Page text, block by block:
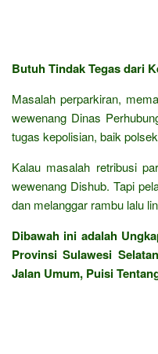
Butuh Tindak Tegas dari
Masalah perparkiran,
wewenang Dinas
tugas kepolisian, baik
Kalau masalah retribusi
wewenang Dishub. Tapi
dan melanggar rambu lalu
Dibawah ini adalah
Provinsi Sulawesi
Jalan Umum, Puisi